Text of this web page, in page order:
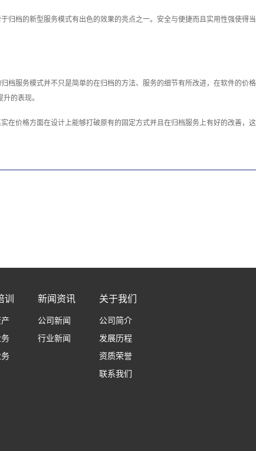
归档的新型服务模式有出色的效果的亮点之一。安全与便捷而且实用性强使得
档服务模式并不只是简单的在归档的方法、服务的细节有所改进，在软件的价
的表现。
在价格方面在设计上能够打破原有的固定方式并且在归档服务上有好的改善，
新闻资讯
公司新闻
行业新闻
关于我们
公司简介
发展历程
资质荣誉
联系我们